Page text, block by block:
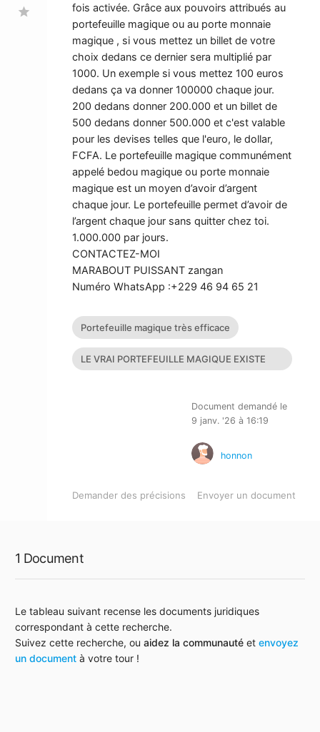
star
fois activée. Grâce aux pouvoirs attribués au
portefeuille magique ou au porte monnaie
magique , si vous mettez un billet de votre
choix dedans ce dernier sera multiplié par
1000. Un exemple si vous mettez 100 euros
dedans ça va donner 100000 chaque jour.
200 dedans donner 200.000 et un billet de
500 dedans donner 500.000 et c'est valable
pour les devises telles que l'euro, le dollar,
FCFA. Le portefeuille magique communément
appelé bedou magique ou porte monnaie
magique est un moyen d’avoir d’argent
chaque jour. Le portefeuille permet d’avoir de
l’argent chaque jour sans quitter chez toi.
1.000.000 par jours.
CONTACTEZ-MOI
MARABOUT PUISSANT zangan
Numéro WhatsApp :+229 46 94 65 21
Portefeuille magique très efficace
LE VRAI PORTEFEUILLE MAGIQUE EXISTE
Document demandé le
9 janv. '26 à 16:19
honnon
Demander des précisions Envoyer un document
1 Document
Le tableau suivant recense les documents juridiques
correspondant à cette recherche.
Suivez cette recherche, ou aidez la communauté et envoyez
un document à votre tour !